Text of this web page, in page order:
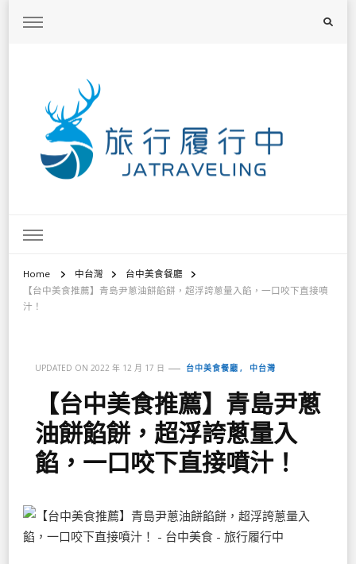
Home 中台灣
台中美食餐廳
【台中美食推薦】青島尹蔥油餅餡餅，超浮誇蔥量入餡，一口咬下直接噴
汁！
UPDATED ON 2022 年 12 月 17 日 台中美食餐廳 中台灣
【台中美食推薦】青島尹蔥
油餅餡餅，超浮誇蔥量入
餡，一口咬下直接噴汁！